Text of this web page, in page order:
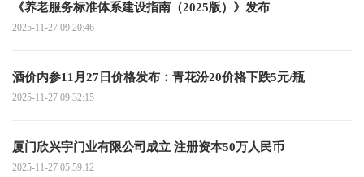
《养老服务标准体系建设指南（2025版）》发布
2025-11-27 09:20:46
酒价内参11月27日价格发布：青花汾20价格下跌5元/瓶
2025-11-27 09:32:15
厦门欣兴宇门业有限公司成立 注册资本50万人民币
2025-11-27 05:59:12